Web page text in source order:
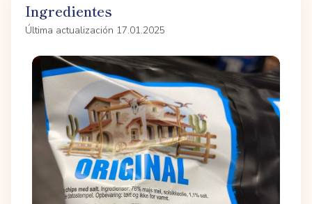
Ingredientes
Última actualización 17.01.2025